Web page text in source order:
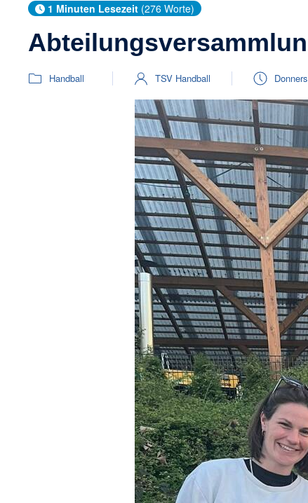
1 Minuten Lesezeit (276 Worte)
Handball TSV Handball